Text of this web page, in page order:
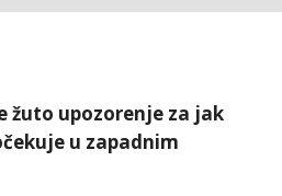
žuto upozorenje za jak
u zapadnim